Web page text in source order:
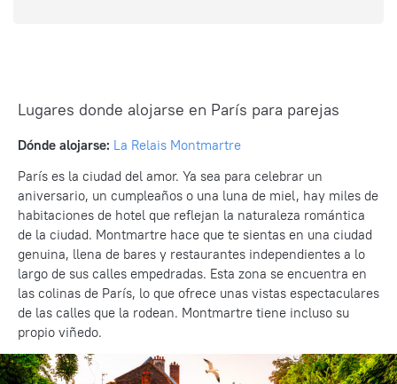
Lugares donde alojarse en París para parejas
Dónde alojarse: La Relais Montmartre
París es la ciudad del amor. Ya sea para celebrar un
aniversario, un cumpleaños o una luna de miel, hay miles de
habitaciones de hotel que reflejan la naturaleza romántica
de la ciudad. Montmartre hace que te sientas en una ciudad
genuina, llena de bares y restaurantes independientes a lo
largo de sus calles empedradas. Esta zona se encuentra en
las colinas de París, lo que ofrece unas vistas espectaculares
de las calles que la rodean. Montmartre tiene incluso su
propio viñedo.